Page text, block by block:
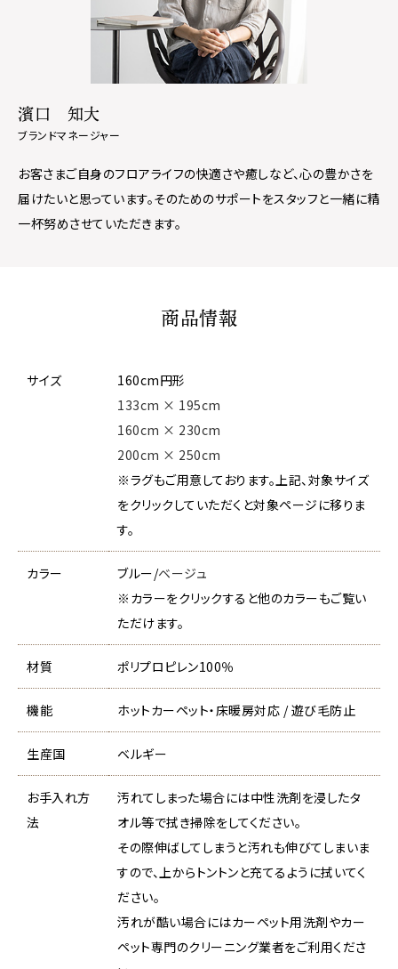
濱口 知大
ブランドマネージャー
お客さまご自身のフロアライフの快適さや癒しなど、心の豊かさを
届けたいと思っています。そのためのサポートをスタッフと一緒に精
一杯努めさせていただきます。
商品情報
サイズ
160cm円形
133cm × 195cm
160cm × 230cm
200cm × 250cm
※ラグもご用意しております。上記、対象サイズ
をクリックしていただくと対象ページに移りま
す。
カラー ブルー/ベージュ
※カラーをクリックすると他のカラーもご覧い
ただけます。
材質 ポリプロピレン100％
機能 ホットカーペット・床暖房対応 / 遊び毛防止
生産国 ベルギー
お手入れ方
法
汚れてしまった場合には中性洗剤を浸したタ
オル等で拭き掃除をしてください。
その際伸ばしてしまうと汚れも伸びてしまいま
すので、上からトントンと充てるように拭いてく
ださい。
汚れが酷い場合にはカーペット用洗剤やカー
ペット専門のクリーニング業者をご利用くださ